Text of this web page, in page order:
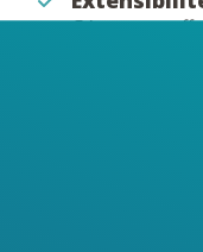
Gérez sans